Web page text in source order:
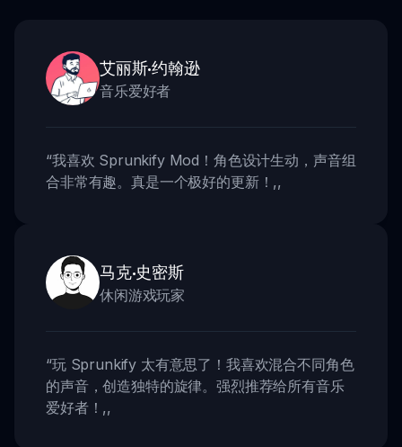
艾丽斯·约翰逊
音乐爱好者
“我喜欢 Sprunkify Mod！角色设计生动，声音组
合非常有趣。真是一个极好的更新！ ,,
马克·史密斯
休闲游戏玩家
“玩 Sprunkify 太有意思了！我喜欢混合不同角色
的声音，创造独特的旋律。强烈推荐给所有音乐
爱好者！ ,,